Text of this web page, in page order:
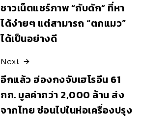
ชาวเน็ตแชร์ภาพ “กับดัก” ที่หา
ได้ง่ายๆ แต่สามารถ “ตกแมว”
ได้เป็นอย่างดี
Next
อีกแล้ว ฮ่องกงจับเฮโรอีน 61
กก. มูลค่ากว่า 2,000 ล้าน ส่ง
จากไทย ซ่อนไปในห่อเครื่องปรุง